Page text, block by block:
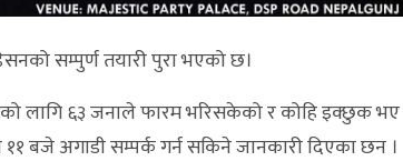
सम्पुर्ण तयारी पुरा भएको छ।
लागि ६३ जनाले फारम भरिसकेको र कोहि इक्छुक भए
बजे अगाडी सम्पर्क गर्न सकिने जानकारी दिएका छन ।